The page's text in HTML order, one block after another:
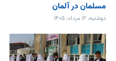
مسلمان در آلمان
دوشنبه، ۱۲ مرداد، ۱۴۰۵